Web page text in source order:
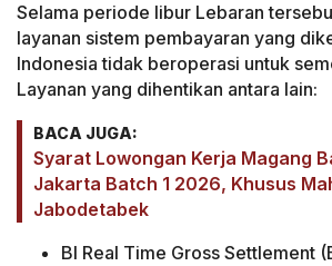
Selama periode libur Lebaran
layanan sistem pembayaran yang
Indonesia tidak beroperasi untuk
Layanan yang dihentikan antara lain:
BACA JUGA:
Syarat Lowongan Kerja Magang
Jakarta Batch 1 2026, Khusus
Jabodetabek
BI Real Time Gross Settlement